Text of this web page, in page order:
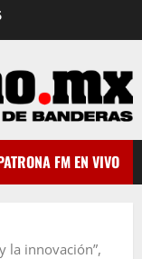
FM EN VIVO
la innovación”,